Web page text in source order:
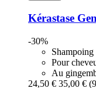
Kérastase
-30%
Pour
Au
24,50 € 35,00 €